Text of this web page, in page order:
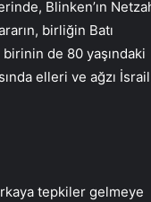
Blinken’ın
birliğin Batı
de 80 yaşındaki
elleri ve ağzı İsrail
tepkiler gelmeye